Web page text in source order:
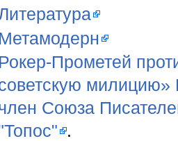
Метамодерн
Рокер-Прометей
Союза
.